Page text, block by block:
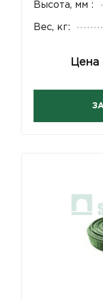
Высота, мм :
Вес, кг:
Цена